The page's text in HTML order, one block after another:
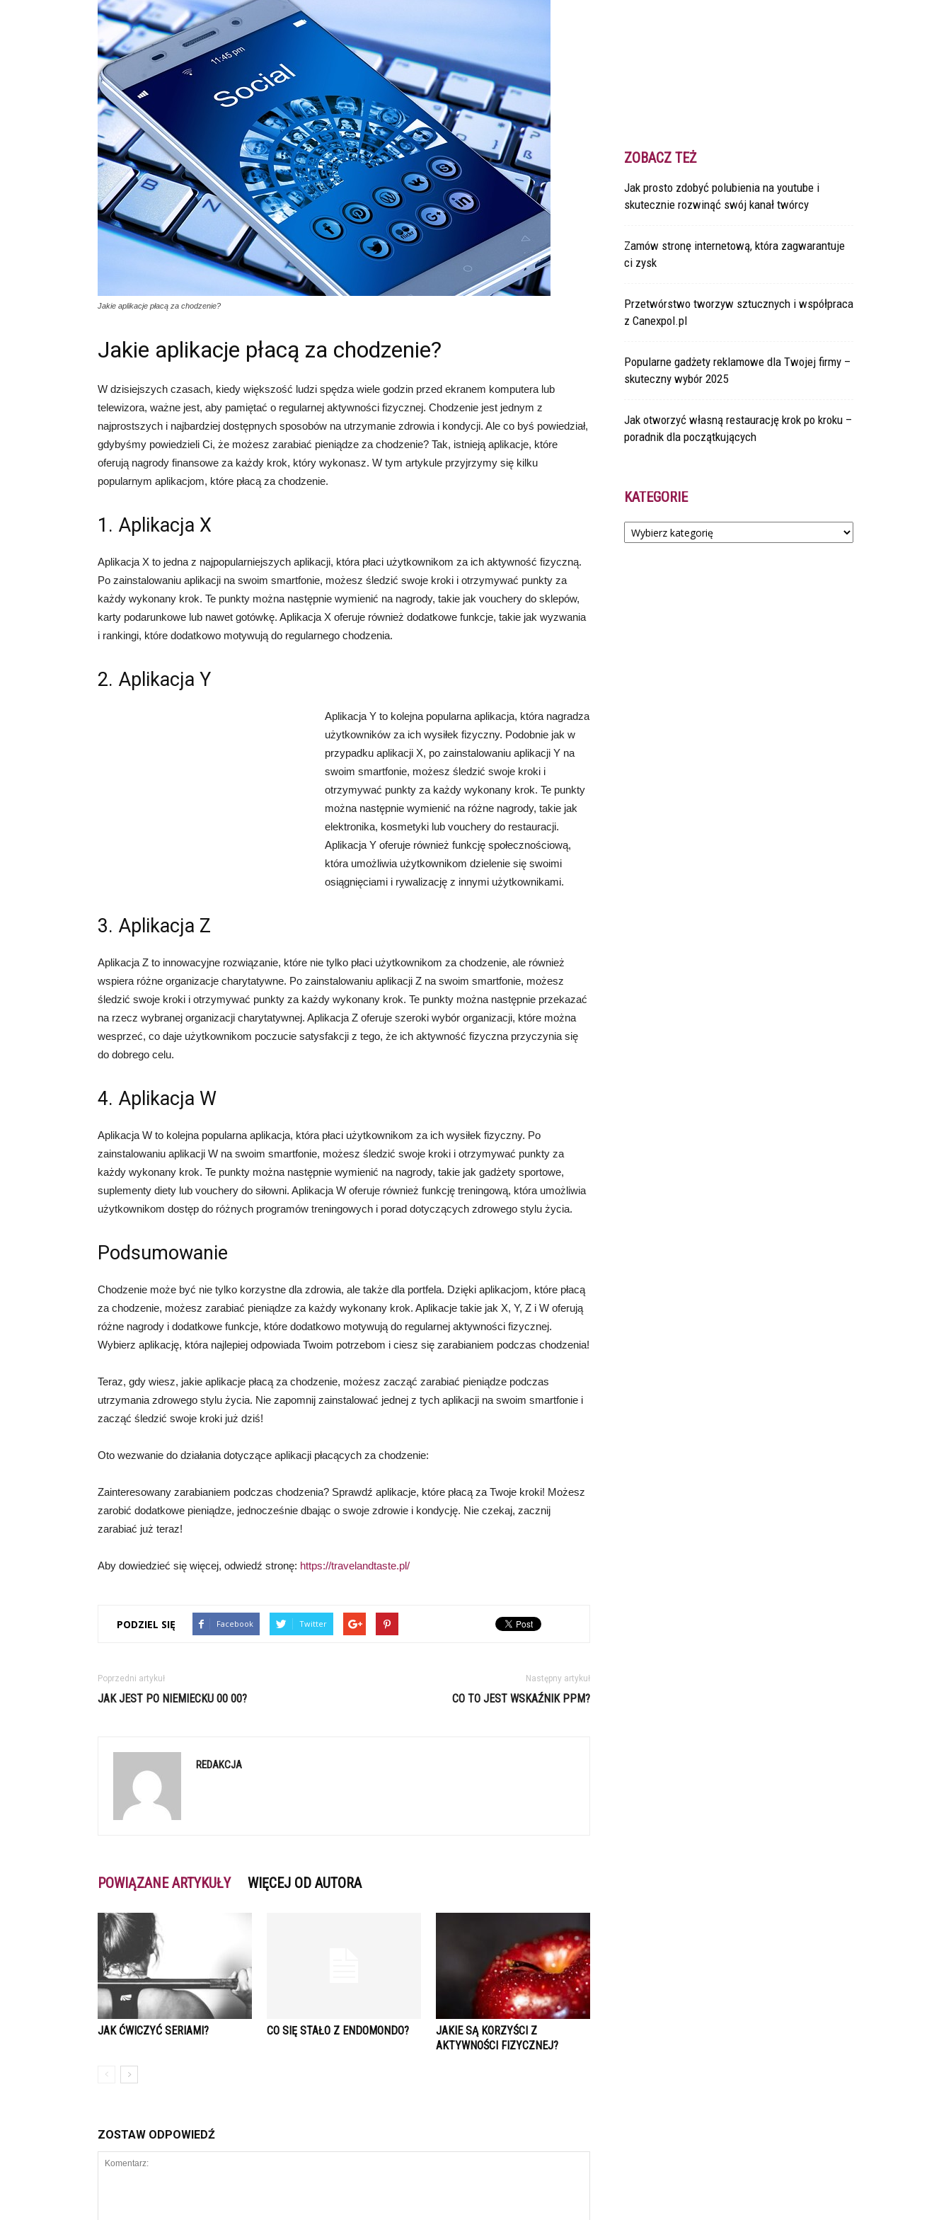
Jakie aplikacje płacą za chodzenie?
Jakie aplikacje płacą za chodzenie?
W dzisiejszych czasach, kiedy większość ludzi spędza wiele godzin przed ekranem komputera lub
telewizora, ważne jest, aby pamiętać o regularnej aktywności fizycznej. Chodzenie jest jednym z
najprostszych i najbardziej dostępnych sposobów na utrzymanie zdrowia i kondycji. Ale co byś powiedział,
gdybyśmy powiedzieli Ci, że możesz zarabiać pieniądze za chodzenie? Tak, istnieją aplikacje, które
oferują nagrody finansowe za każdy krok, który wykonasz. W tym artykule przyjrzymy się kilku
popularnym aplikacjom, które płacą za chodzenie.
1. Aplikacja X
Aplikacja X to jedna z najpopularniejszych aplikacji, która płaci użytkownikom za ich aktywność fizyczną.
Po zainstalowaniu aplikacji na swoim smartfonie, możesz śledzić swoje kroki i otrzymywać punkty za
każdy wykonany krok. Te punkty można następnie wymienić na nagrody, takie jak vouchery do sklepów,
karty podarunkowe lub nawet gotówkę. Aplikacja X oferuje również dodatkowe funkcje, takie jak wyzwania
i rankingi, które dodatkowo motywują do regularnego chodzenia.
2. Aplikacja Y
Aplikacja Y to kolejna popularna aplikacja, która nagradza
użytkowników za ich wysiłek fizyczny. Podobnie jak w
przypadku aplikacji X, po zainstalowaniu aplikacji Y na
swoim smartfonie, możesz śledzić swoje kroki i
otrzymywać punkty za każdy wykonany krok. Te punkty
można następnie wymienić na różne nagrody, takie jak
elektronika, kosmetyki lub vouchery do restauracji.
Aplikacja Y oferuje również funkcję społecznościową,
która umożliwia użytkownikom dzielenie się swoimi
osiągnięciami i rywalizację z innymi użytkownikami.
3. Aplikacja Z
Aplikacja Z to innowacyjne rozwiązanie, które nie tylko płaci użytkownikom za chodzenie, ale również
wspiera różne organizacje charytatywne. Po zainstalowaniu aplikacji Z na swoim smartfonie, możesz
śledzić swoje kroki i otrzymywać punkty za każdy wykonany krok. Te punkty można następnie przekazać
na rzecz wybranej organizacji charytatywnej. Aplikacja Z oferuje szeroki wybór organizacji, które można
wesprzeć, co daje użytkownikom poczucie satysfakcji z tego, że ich aktywność fizyczna przyczynia się
do dobrego celu.
4. Aplikacja W
Aplikacja W to kolejna popularna aplikacja, która płaci użytkownikom za ich wysiłek fizyczny. Po
zainstalowaniu aplikacji W na swoim smartfonie, możesz śledzić swoje kroki i otrzymywać punkty za
każdy wykonany krok. Te punkty można następnie wymienić na nagrody, takie jak gadżety sportowe,
suplementy diety lub vouchery do siłowni. Aplikacja W oferuje również funkcję treningową, która umożliwia
użytkownikom dostęp do różnych programów treningowych i porad dotyczących zdrowego stylu życia.
Podsumowanie
Chodzenie może być nie tylko korzystne dla zdrowia, ale także dla portfela. Dzięki aplikacjom, które płacą
za chodzenie, możesz zarabiać pieniądze za każdy wykonany krok. Aplikacje takie jak X, Y, Z i W oferują
różne nagrody i dodatkowe funkcje, które dodatkowo motywują do regularnej aktywności fizycznej.
Wybierz aplikację, która najlepiej odpowiada Twoim potrzebom i ciesz się zarabianiem podczas chodzenia!
Teraz, gdy wiesz, jakie aplikacje płacą za chodzenie, możesz zacząć zarabiać pieniądze podczas
utrzymania zdrowego stylu życia. Nie zapomnij zainstalować jednej z tych aplikacji na swoim smartfonie i
zacząć śledzić swoje kroki już dziś!
Oto wezwanie do działania dotyczące aplikacji płacących za chodzenie:
Zainteresowany zarabianiem podczas chodzenia? Sprawdź aplikacje, które płacą za Twoje kroki! Możesz
zarobić dodatkowe pieniądze, jednocześnie dbając o swoje zdrowie i kondycję. Nie czekaj, zacznij
zarabiać już teraz!
Aby dowiedzieć się więcej, odwiedź stronę: https://travelandtaste.pl/
PODZIEL SIĘ Facebook Twitter
Poprzedni artykuł
JAK JEST PO NIEMIECKU 00 00?
Następny artykuł
CO TO JEST WSKAŹNIK PPM?
REDAKCJA
POWIĄZANE ARTYKUŁY WIĘCEJ OD AUTORA
JAK ĆWICZYĆ SERIAMI? CO SIĘ STAŁO Z ENDOMONDO?
JAKIE SĄ KORZYŚCI Z
AKTYWNOŚCI FIZYCZNEJ?
ZOSTAW ODPOWIEDŹ
ZOBACZ TEŻ
Jak prosto zdobyć polubienia na youtube i
skutecznie rozwinąć swój kanał twórcy
Zamów stronę internetową, która zagwarantuje
ci zysk
Przetwórstwo tworzyw sztucznych i współpraca
z Canexpol.pl
Popularne gadżety reklamowe dla Twojej firmy –
skuteczny wybór 2025
Jak otworzyć własną restaurację krok po kroku –
poradnik dla początkujących
KATEGORIE
Kategorie